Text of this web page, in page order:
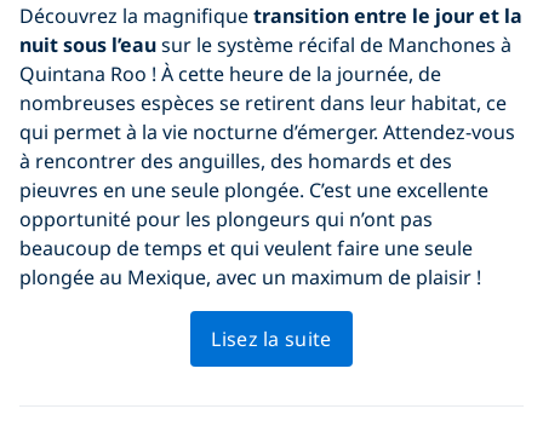
Découvrez la magnifiquetransition entre le jour et la
nuit sous l’eausur le système récifal de Manchones à
Quintana Roo ! À cette heure de la journée, de
nombreuses espèces se retirent dans leur habitat, ce
qui permet à la vie nocturne d’émerger. Attendez-vous
à rencontrer des anguilles, des homards et des
pieuvres en une seule plongée. C’est une excellente
opportunité pour les plongeurs qui n’ont pas
beaucoup de temps et qui veulent faire une seule
plongée au Mexique, avec un maximum de plaisir !
Lisez la suite